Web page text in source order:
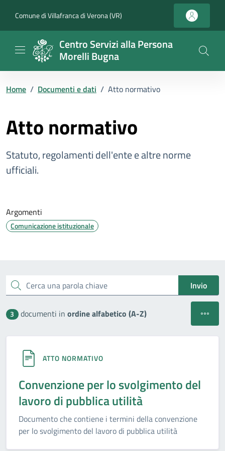
Comune di Villafranca di Verona (VR)
Centro Servizi alla Persona
Morelli Bugna
Home / Documenti e dati / Atto normativo
Atto normativo
Statuto, regolamenti dell'ente e altre norme
ufficiali.
Argomenti
Comunicazione istituzionale
Cerca una parola chiave Invio
3 documenti in ordine alfabetico (A-Z) Apri
ATTO NORMATIVO
Convenzione per lo svolgimento del
lavoro di pubblica utilità
Documento che contiene i termini della convenzione
per lo svolgimento del lavoro di pubblica utilità